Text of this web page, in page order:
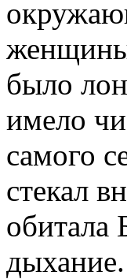
было
имело
самого
стекал
обитала